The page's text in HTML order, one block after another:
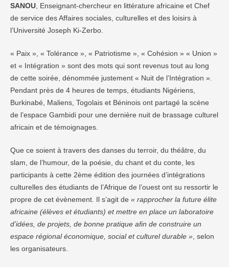
SANOU , Enseignant-chercheur en littérature africaine et Chef
de service des Affaires sociales, culturelles et des loisirs à
l’Université Joseph Ki-Zerbo.
« Paix », « Tolérance », « Patriotisme », « Cohésion » « Union »
et « Intégration » sont des mots qui sont revenus tout au long
de cette soirée, dénommée justement « Nuit de l’Intégration ».
Pendant près de 4 heures de temps, étudiants Nigériens,
Burkinabé, Maliens, Togolais et Béninois ont partagé la scène
de l’espace Gambidi pour une dernière nuit de brassage culturel
africain et de témoignages.
Que ce soient à travers des danses du terroir, du théâtre, du
slam, de l’humour, de la poésie, du chant et du conte, les
participants à cette 2ème édition des journées d’intégrations
culturelles des étudiants de l’Afrique de l’ouest ont su ressortir le
propre de cet évènement. Il s’agit de « rapprocher la future élite
africaine (élèves et étudiants) et mettre en place un laboratoire
d’idées, de projets, de bonne pratique afin de construire un
espace régional économique, social et culturel durable » , selon
les organisateurs.